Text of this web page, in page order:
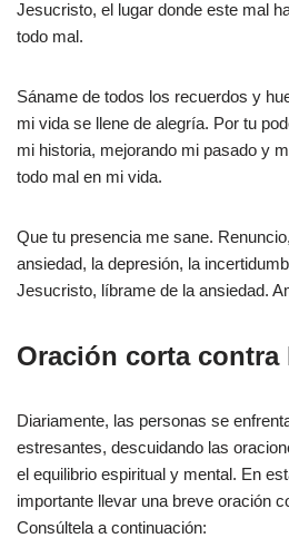
Jesucristo, el lugar donde este mal
todo mal.
Sáname de todos los recuerdos y
mi vida se llene de alegría. Por tu
mi historia, mejorando mi pasado y
todo mal en mi vida.
Que tu presencia me sane.
ansiedad, la depresión, la
Jesucristo, líbrame de la ansiedad.
Oración corta contra
Diariamente, las personas se
estresantes, descuidando las
el equilibrio espiritual y mental. En
importante llevar una breve oración
Consúltela a continuación: